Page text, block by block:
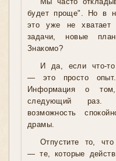
Мы часто
будет проще". Но в
это уже не хватает
задачи, новые
Знакомо?
И да, если что-
— это просто
Информация о
следующий раз.
возможность
драмы.
Отпустите то,
— те, которые